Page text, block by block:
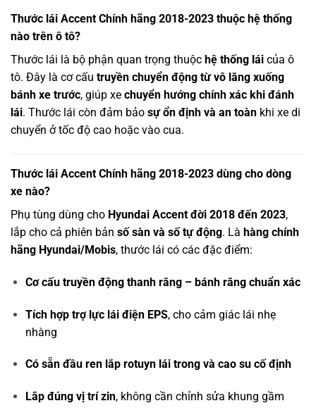
Thước lái Accent Chính hãng 2018-2023 thuộc hệ thống
nào trên ô tô?
Thước lái là bộ phận quan trọng thuộc hệ thống lái của ô
tô. Đây là cơ cấu truyền chuyển động từ vô lăng xuống
bánh xe trước, giúp xe chuyển hướng chính xác khi đánh
lái. Thước lái còn đảm bảo sự ổn định và an toàn khi xe di
chuyển ở tốc độ cao hoặc vào cua.
Thước lái Accent Chính hãng 2018-2023 dùng cho dòng
xe nào?
Phụ tùng dùng cho Hyundai Accent đời 2018 đến 2023,
lắp cho cả phiên bản số sàn và số tự động. Là hàng chính
hãng Hyundai/Mobis, thước lái có các đặc điểm:
Cơ cấu truyền động thanh răng – bánh răng chuẩn xác
Tích hợp trợ lực lái điện EPS, cho cảm giác lái nhẹ
nhàng
Có sẵn đầu ren lắp rotuyn lái trong và cao su cố định
Lắp đúng vị trí zin, không cần chỉnh sửa khung gầm